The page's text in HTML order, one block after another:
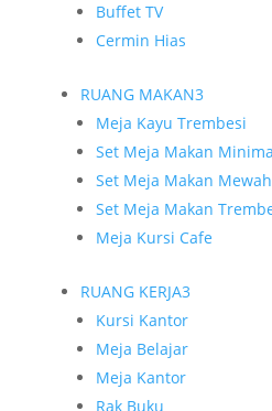
Buffet TV
Cermin Hias
RUANG MAKAN3
Meja Kayu Trembesi
Set Meja Makan
Set Meja Makan Mewah
Set Meja Makan
Meja Kursi Cafe
RUANG KERJA3
Kursi Kantor
Meja Belajar
Meja Kantor
Rak Buku